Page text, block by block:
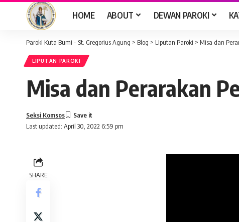
HOME ABOUT DEWAN PAROKI
Paroki Kuta Bumi - St. Gregorius Agung > Blog > Liputan Paroki > Misa dan
LIPUTAN PAROKI
Misa dan Perarakan
Last updated: April 30, 2022 6:59 pm
Seksi Komsos
SHARE